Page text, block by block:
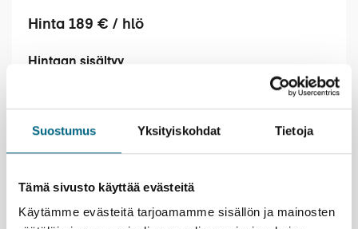
Suostumus Yksityiskohdat Tietoja
Tämä sivusto käyttää evästeitä
Käytämme evästeitä tarjoamamme sisällön ja mainosten
Hinta 189 € / hlö
Hintaan sisältyy
mukaisesti (Helsinki – Riihimäki – Hämeenlinna –
Helsinki)
Ruokailut
Lounas m/s Silver Moonilla
Iltapala Piparkakkutalossa